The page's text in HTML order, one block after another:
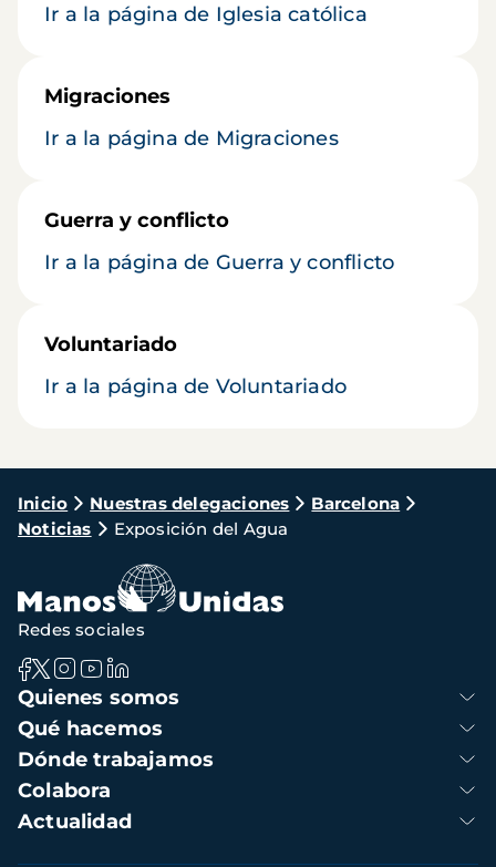
Ir a la página de Iglesia católica
Migraciones
Ir a la página de Migraciones
Guerra y conflicto
Ir a la página de Guerra y conflicto
Voluntariado
Ir a la página de Voluntariado
Ruta
de
navegación
Inicio Nuestras delegaciones
Barcelona
Noticias
Exposición del Agua
Navegación
principal
Quienes somos
Qué hacemos
Dónde trabajamos
Colabora
Actualidad
Redes sociales